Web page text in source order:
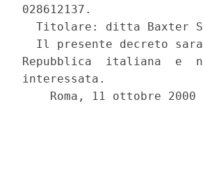
028612137.
Titolare: ditta Baxter
Il presente decreto
Repubblica  italiana  e
interessata.
    Roma, 11 ottobre 2000